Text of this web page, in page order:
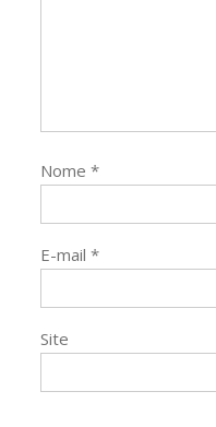
Nome*
E-mail*
Site